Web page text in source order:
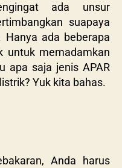
ada unsur
suapaya
Hanya ada beberapa
memadamkan
apa saja jenis APAR
Yuk kita bahas.
Anda harus